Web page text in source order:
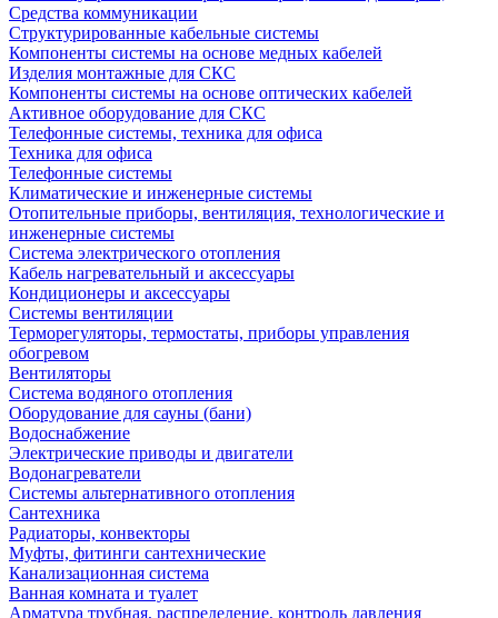
Средства коммуникации
Структурированные кабельные системы
Компоненты системы на основе медных кабелей
Изделия монтажные для СКС
Компоненты системы на основе оптических кабелей
Активное оборудование для СКС
Телефонные системы, техника для офиса
Техника для офиса
Телефонные системы
Климатические и инженерные системы
Отопительные приборы, вентиляция, технологические и
инженерные системы
Система электрического отопления
Кабель нагревательный и аксессуары
Кондиционеры и аксессуары
Системы вентиляции
Терморегуляторы, термостаты, приборы управления
обогревом
Вентиляторы
Система водяного отопления
Оборудование для сауны (бани)
Водоснабжение
Электрические приводы и двигатели
Водонагреватели
Системы альтернативного отопления
Сантехника
Радиаторы, конвекторы
Муфты, фитинги сантехнические
Канализационная система
Ванная комната и туалет
Арматура трубная, распределение, контроль давления